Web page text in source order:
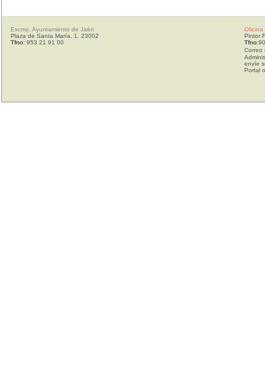
Excmo. Ayuntamiento de Jaén
Plaza de Santa María, 1. 23002
Tfno: 953 21 91 00
Oficina
Pintor
Tfno:
Correo
envíe
Portal